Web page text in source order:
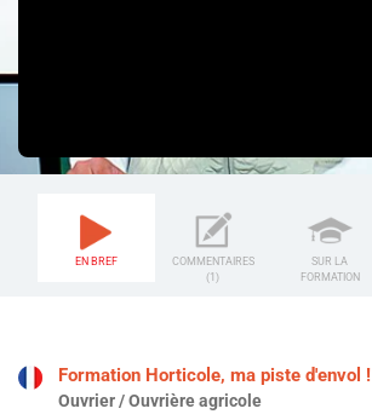
EN BREF
COMMENTAIRES
(1)
SUR LA
FORMATION
Formation Horticole, ma piste d'envol !
Ouvrier / Ouvrière agricole